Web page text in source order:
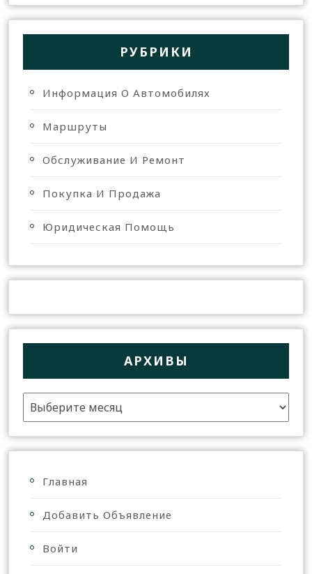
РУБРИКИ
Информация О Автомобилях
Маршруты
Обслуживание И Ремонт
Покупка И Продажа
Юридическая Помощь
АРХИВЫ
Главная
Добавить Объявление
Войти